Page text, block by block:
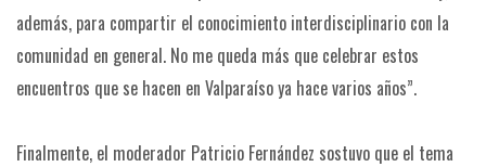
además, para compartir el conocimiento interdisciplinario con la
comunidad en general. No me queda más que celebrar estos
encuentros que se hacen en Valparaíso ya hace varios años”.
Finalmente, el moderador Patricio Fernández sostuvo que el tema